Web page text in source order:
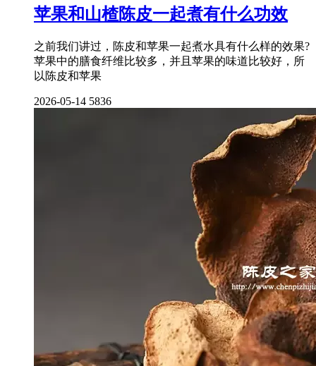
苹果和山楂陈皮一起煮有什么功效
之前我们讲过，陈皮和苹果一起煮水具有什么样的效果?
苹果中的膳食纤维比较多，并且苹果的味道比较好，所
以陈皮和苹果
2026-05-14 5836